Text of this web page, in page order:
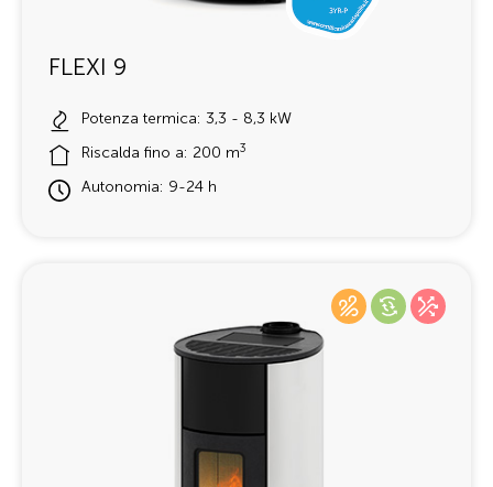
FLEXI 9
Potenza termica: 3,3 - 8,3 kW
Riscalda fino a: 200 m3
Autonomia: 9-24 h